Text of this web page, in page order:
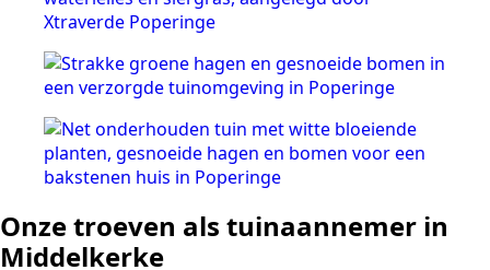
Onze troeven als tuinaannemer in
Middelkerke